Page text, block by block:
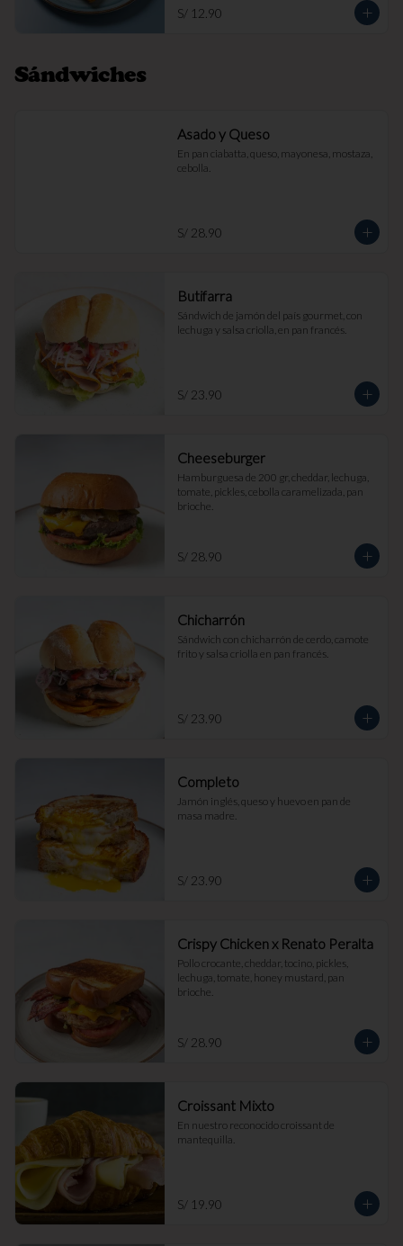
S/ 12.90
Sándwiches
Asado y Queso
En pan ciabatta, queso, mayonesa, mostaza,
cebolla.
S/ 28.90
Butifarra
Sándwich de jamón del país gourmet, con
lechuga y salsa criolla, en pan francés.
S/ 23.90
Cheeseburger
Hamburguesa de 200 gr, cheddar, lechuga,
tomate, pickles, cebolla caramelizada, pan
brioche.
S/ 28.90
Chicharrón
Sándwich con chicharrón de cerdo, camote
frito y salsa criolla en pan francés.
S/ 23.90
Completo
Jamón inglés, queso y huevo en pan de
masa madre.
S/ 23.90
Crispy Chicken x Renato Peralta
Pollo crocante, cheddar, tocino, pickles,
lechuga, tomate, honey mustard, pan
brioche.
S/ 28.90
Croissant Mixto
En nuestro reconocido croissant de
mantequilla.
S/ 19.90